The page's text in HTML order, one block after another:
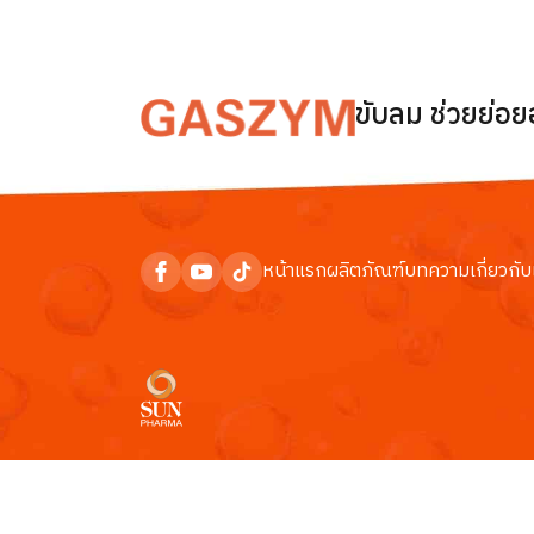
ขับลม ช่วยย่อ
หน้าแรกผลิตภัณฑ์บทความเกี่ยวกับ